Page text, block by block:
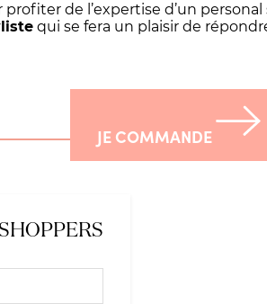
de l’expertise d’un
qui se fera un plaisir de
JE COMMANDE